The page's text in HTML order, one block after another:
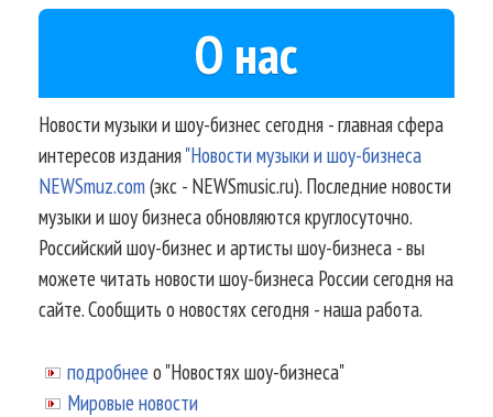
О нас
Новости музыки и шоу-бизнес сегодня - главная сфера
интересов издания"Новости музыки и шоу-бизнеса
NEWSmuz.com(экс - NEWSmusic.ru). Последние новости
музыки и шоу бизнеса обновляются круглосуточно.
Российский шоу-бизнес и артисты шоу-бизнеса - вы
можете читать новости шоу-бизнеса России сегодня на
сайте. Сообщить о новостях сегодня - наша работа.
подробнее о "Новостях шоу-бизнеса"
Мировые новости